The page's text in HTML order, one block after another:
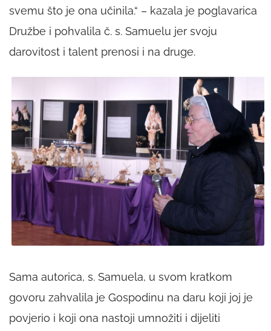
svemu što je ona učinila.“ – kazala je poglavarica
Družbe i pohvalila č. s. Samuelu jer svoju
darovitost i talent prenosi i na druge.
Sama autorica, s. Samuela, u svom kratkom
govoru zahvalila je Gospodinu na daru koji joj je
povjerio i koji ona nastoji umnožiti i dijeliti